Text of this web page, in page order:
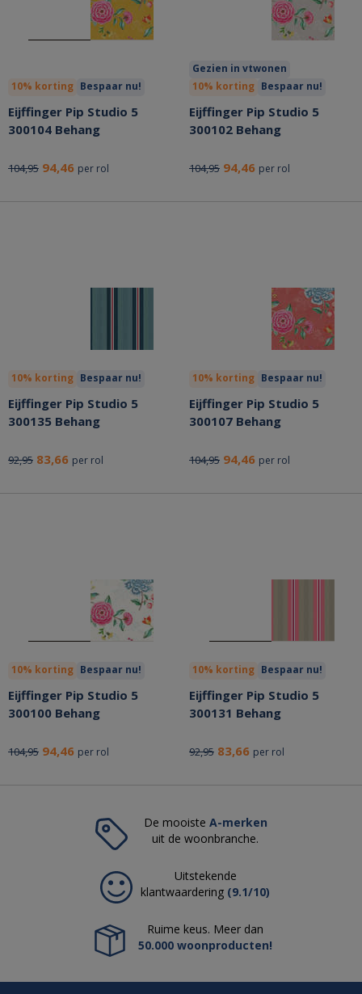
10% korting Bespaar nu!
Eijffinger Pip Studio 5
300104 Behang
104,95 94,46 per rol
Gezien in vtwonen
10% korting Bespaar nu!
Eijffinger Pip Studio 5
300102 Behang
104,95 94,46 per rol
10% korting Bespaar nu!
Eijffinger Pip Studio 5
300135 Behang
92,95 83,66 per rol
10% korting Bespaar nu!
Eijffinger Pip Studio 5
300107 Behang
104,95 94,46 per rol
10% korting Bespaar nu!
Eijffinger Pip Studio 5
300100 Behang
104,95 94,46 per rol
10% korting Bespaar nu!
Eijffinger Pip Studio 5
300131 Behang
92,95 83,66 per rol
De mooiste A-merken
uit de woonbranche.
Uitstekende
klantwaardering (9.1/10)
Ruime keus. Meer dan
50.000 woonproducten!